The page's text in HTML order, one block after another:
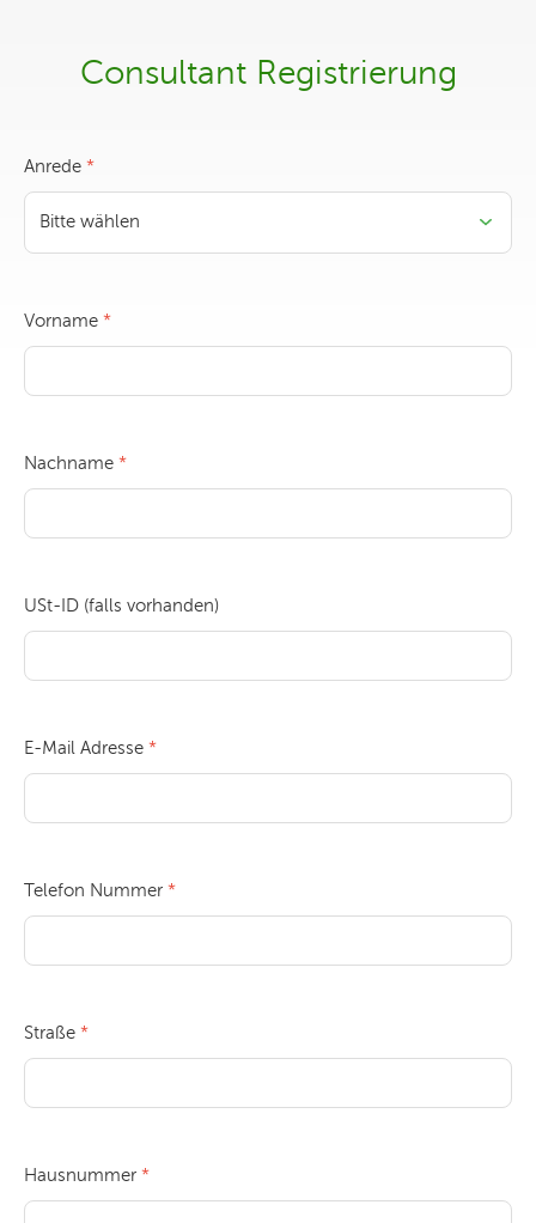
Consultant Registrierung
Anrede
Vorname
Nachname
USt-ID (falls vorhanden)
E-Mail Adresse
Telefon Nummer
Straße
Hausnummer